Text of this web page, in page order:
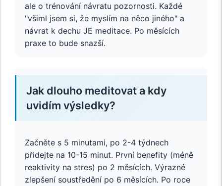
ale o trénování návratu pozornosti. Každé
"všiml jsem si, že myslím na něco jiného" a
návrat k dechu JE meditace. Po měsících
praxe to bude snazší.
Jak dlouho meditovat a kdy
uvidím výsledky?
Začněte s 5 minutami, po 2-4 týdnech
přidejte na 10-15 minut. První benefity (méně
reaktivity na stres) po 2 měsících. Výrazné
zlepšení soustředění po 6 měsících. Po roce